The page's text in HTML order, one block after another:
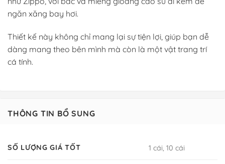
ngăn xăng bay hơi.
Thiết kế này không chỉ mang lại sự tiện lợi, giúp bạn dễ
dàng mang theo bên mình mà còn là một vật trang trí
cá tính.
THÔNG TIN BỔ SUNG
SỐ LƯỢNG GIÁ TỐT 1 cái, 10 cái